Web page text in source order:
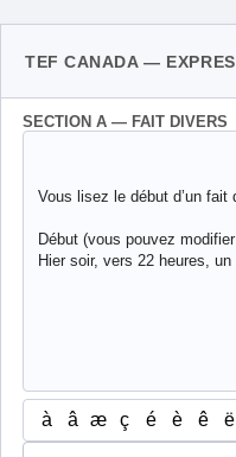
TEF CANADA —
SECTION A — FAIT DIVERS
Vous lisez le début d’un
Début (vous pouvez
Hier soir, vers 22 heures,
à â æ ç é è ê ë